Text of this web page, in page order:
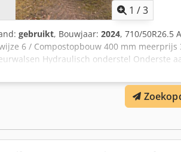
1 /3
gebruikt, Bouwjaar: 2024, 710/50R26.5
6 / Compostopbouw 400 mm
Hydraulisch onderstel Onderste